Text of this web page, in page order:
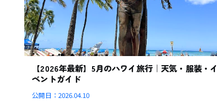
【2026年最新】5月のハワイ旅行｜天気・服装・イ
ベントガイド
公開日：2026.04.10